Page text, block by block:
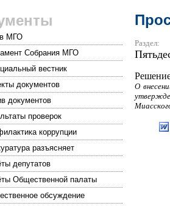
МГО
Собрания МГО
вестник
документов
документов
проверок
коррупции
разъясняет
депутатов
Общественной палаты
обсуждение
Раздел:
О